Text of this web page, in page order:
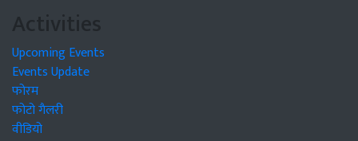
Activities
Upcoming Events
Events Update
फोरम
फोटो गैलरी
वीडियो